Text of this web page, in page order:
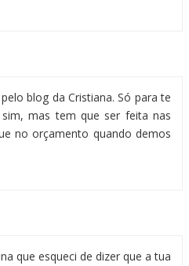
blog da Cristiana. Só para te
mas tem que ser feita nas
no orçamento quando demos
que esqueci de dizer que a tua